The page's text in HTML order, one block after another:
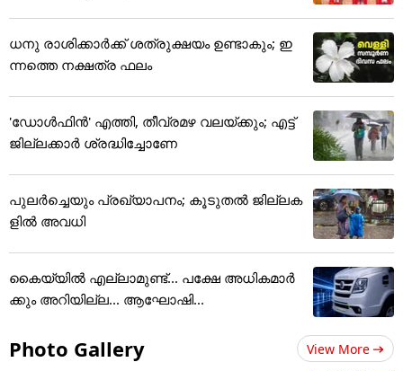
ധനു രാശിക്കാർക്ക് ശത്രുക്ഷയം ഉണ്ടാകും; ഇ
ന്നത്തെ നക്ഷത്ര ഫലം
'ഡോൾഫിൻ' എത്തി, തീവ്രമഴ വലയ്ക്കും; എട്ട്
ജില്ലക്കാർ ശ്രദ്ധിച്ചോണേ
പുലര്‍ച്ചെയും പ്രഖ്യാപനം; കൂടുതല്‍ ജില്ലക
ളില്‍ അവധി
കൈയ്യിൽ എല്ലാമുണ്ട്... പക്ഷേ അധികമാർ
ക്കും അറിയില്ല... ആഘോഷി...
Photo Gallery View More